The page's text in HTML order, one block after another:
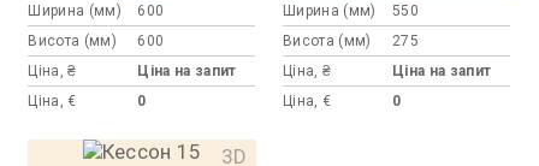
Ширина (мм)
600
Висота (мм)
600
Ціна, ₴
Ціна на запит
Ціна, €
0
Ширина (мм)
550
Висота (мм)
275
Ціна, ₴
Ціна на запит
Ціна, €
0
3D